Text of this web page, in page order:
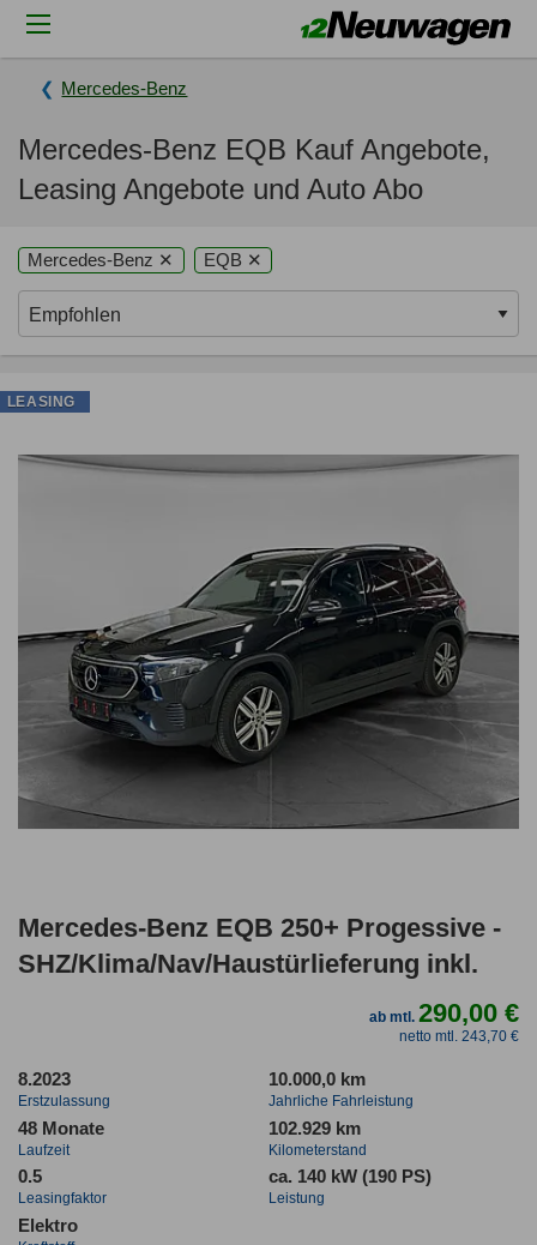
Mercedes-Benz
Mercedes-Benz EQB Kauf Angebote,
Leasing Angebote und Auto Abo
Mercedes-Benz ✕ EQB ✕
Mercedes-Benz EQB 250+ Progessive -
SHZ/Klima/Nav/Haustürlieferung inkl.
ab mtl.290,00 €
netto mtl. 243,70 €
8.2023
Erstzulassung
10.000,0 km
Jahrliche Fahrleistung
48 Monate
Laufzeit
102.929 km
Kilometerstand
0.5
Leasingfaktor
ca. 140 kW (190 PS)
Leistung
Elektro
LEASING